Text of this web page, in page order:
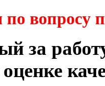
по вопросу
за